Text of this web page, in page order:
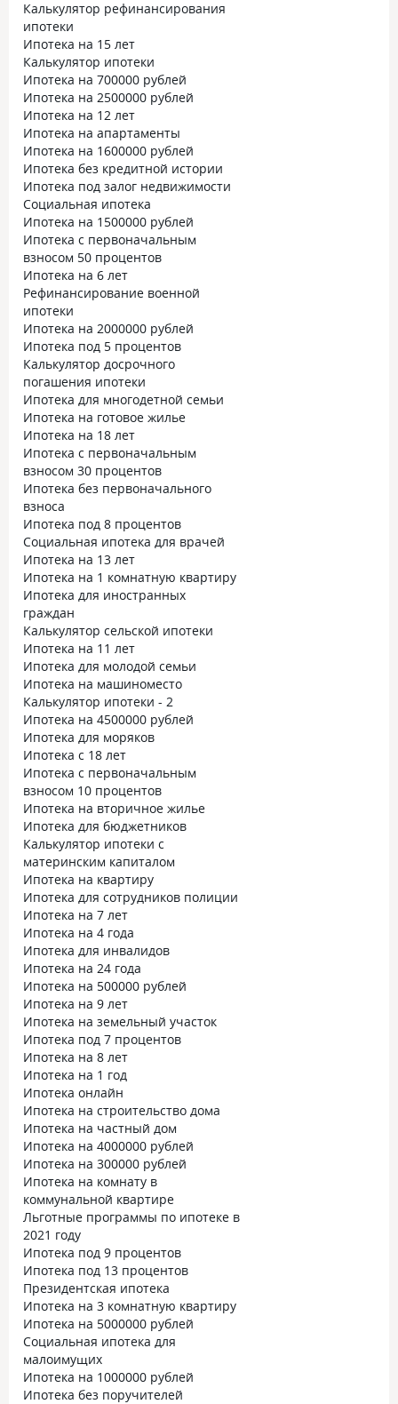
Калькулятор рефинансирования
ипотеки
Ипотека на 15 лет
Калькулятор ипотеки
Ипотека на 700000 рублей
Ипотека на 2500000 рублей
Ипотека на 12 лет
Ипотека на апартаменты
Ипотека на 1600000 рублей
Ипотека без кредитной истории
Ипотека под залог недвижимости
Социальная ипотека
Ипотека на 1500000 рублей
Ипотека с первоначальным
взносом 50 процентов
Ипотека на 6 лет
Рефинансирование военной
ипотеки
Ипотека на 2000000 рублей
Ипотека под 5 процентов
Калькулятор досрочного
погашения ипотеки
Ипотека для многодетной семьи
Ипотека на готовое жилье
Ипотека на 18 лет
Ипотека с первоначальным
взносом 30 процентов
Ипотека без первоначального
взноса
Ипотека под 8 процентов
Социальная ипотека для врачей
Ипотека на 13 лет
Ипотека на 1 комнатную квартиру
Ипотека для иностранных
граждан
Калькулятор сельской ипотеки
Ипотека на 11 лет
Ипотека для молодой семьи
Ипотека на машиноместо
Калькулятор ипотеки - 2
Ипотека на 4500000 рублей
Ипотека для моряков
Ипотека с 18 лет
Ипотека с первоначальным
взносом 10 процентов
Ипотека на вторичное жилье
Ипотека для бюджетников
Калькулятор ипотеки с
материнским капиталом
Ипотека на квартиру
Ипотека для сотрудников полиции
Ипотека на 7 лет
Ипотека на 4 года
Ипотека для инвалидов
Ипотека на 24 года
Ипотека на 500000 рублей
Ипотека на 9 лет
Ипотека на земельный участок
Ипотека под 7 процентов
Ипотека на 8 лет
Ипотека на 1 год
Ипотека онлайн
Ипотека на строительство дома
Ипотека на частный дом
Ипотека на 4000000 рублей
Ипотека на 300000 рублей
Ипотека на комнату в
коммунальной квартире
Льготные программы по ипотеке в
2021 году
Ипотека под 9 процентов
Ипотека под 13 процентов
Президентская ипотека
Ипотека на 3 комнатную квартиру
Ипотека на 5000000 рублей
Социальная ипотека для
малоимущих
Ипотека на 1000000 рублей
Ипотека без поручителей